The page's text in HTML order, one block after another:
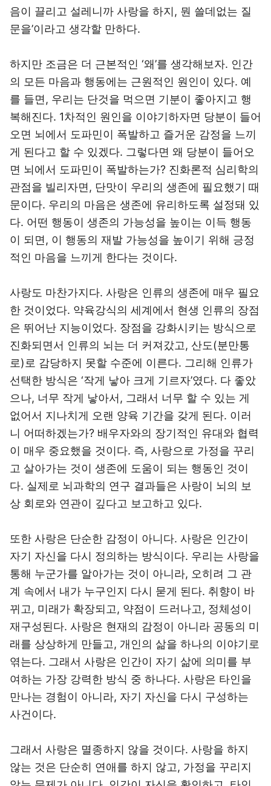
음이 끌리고 설레니까 사랑을 하지, 뭔 쓸데없는 질
문을’이라고 생각할 만하다.
하지만 조금은 더 근본적인 ‘왜’를 생각해보자. 인간
의 모든 마음과 행동에는 근원적인 원인이 있다. 예
를 들면, 우리는 단것을 먹으면 기분이 좋아지고 행
복해진다. 1차적인 원인을 이야기하자면 당분이 들어
오면 뇌에서 도파민이 폭발하고 즐거운 감정을 느끼
게 된다고 할 수 있겠다. 그렇다면 왜 당분이 들어오
면 뇌에서 도파민이 폭발하는가? 진화론적 심리학의
관점을 빌리자면, 단맛이 우리의 생존에 필요했기 때
문이다. 우리의 마음은 생존에 유리하도록 설정돼 있
다. 어떤 행동이 생존의 가능성을 높이는 이득 행동
이 되면, 이 행동의 재발 가능성을 높이기 위해 긍정
적인 마음을 느끼게 한다는 것이다.
사랑도 마찬가지다. 사랑은 인류의 생존에 매우 필요
한 것이었다. 약육강식의 세계에서 현생 인류의 장점
은 뛰어난 지능이었다. 장점을 강화시키는 방식으로
진화되면서 인류의 뇌는 더 커져갔고, 산도(분만통
로)로 감당하지 못할 수준에 이른다. 그리해 인류가
선택한 방식은 ‘작게 낳아 크게 기르자’였다. 다 좋았
으나, 너무 작게 낳아서, 그래서 너무 할 수 있는 게
없어서 지나치게 오랜 양육 기간을 갖게 된다. 이러
니 어떠하겠는가? 배우자와의 장기적인 유대와 협력
이 매우 중요했을 것이다. 즉, 사랑으로 가정을 꾸리
고 살아가는 것이 생존에 도움이 되는 행동인 것이
다. 실제로 뇌과학의 연구 결과들은 사랑이 뇌의 보
상 회로와 연관이 깊다고 보고하고 있다.
또한 사랑은 단순한 감정이 아니다. 사랑은 인간이
자기 자신을 다시 정의하는 방식이다. 우리는 사랑을
통해 누군가를 알아가는 것이 아니라, 오히려 그 관
계 속에서 내가 누구인지 다시 묻게 된다. 취향이 바
뀌고, 미래가 확장되고, 약점이 드러나고, 정체성이
재구성된다. 사랑은 현재의 감정이 아니라 공동의 미
래를 상상하게 만들고, 개인의 삶을 하나의 이야기로
엮는다. 그래서 사랑은 인간이 자기 삶에 의미를 부
여하는 가장 강력한 방식 중 하나다. 사랑은 타인을
만나는 경험이 아니라, 자기 자신을 다시 구성하는
사건이다.
그래서 사랑은 멸종하지 않을 것이다. 사랑을 하지
않는 것은 단순히 연애를 하지 않고, 가정을 꾸리지